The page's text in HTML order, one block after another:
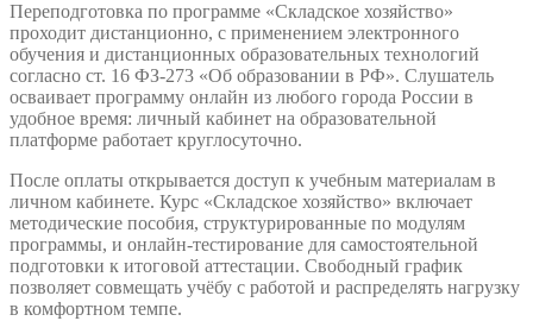
Переподготовка по программе «Складское хозяйство»
проходит дистанционно, с применением электронного
обучения и дистанционных образовательных технологий
согласно ст. 16 ФЗ-273 «Об образовании в РФ». Слушатель
осваивает программу онлайн из любого города России в
удобное время: личный кабинет на образовательной
платформе работает круглосуточно.
После оплаты открывается доступ к учебным материалам в
личном кабинете. Курс «Складское хозяйство» включает
методические пособия, структурированные по модулям
программы, и онлайн-тестирование для самостоятельной
подготовки к итоговой аттестации. Свободный график
позволяет совмещать учёбу с работой и распределять нагрузку
в комфортном темпе.